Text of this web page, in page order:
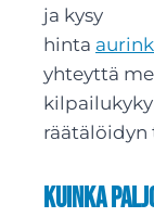
ja kysy
hinta
yhteyttä
räätälöidyn
Kuinka